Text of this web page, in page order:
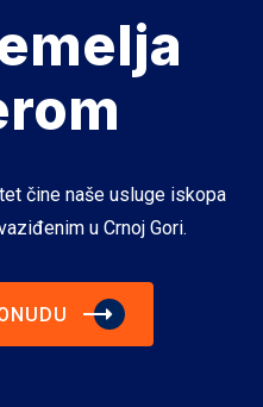
čine naše usluge iskopa
u Crnoj Gori.